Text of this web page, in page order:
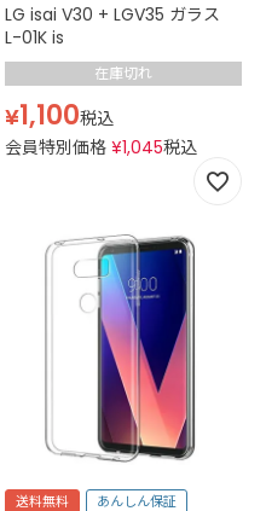
LG isai V30 + LGV35 ガラス
L-01K is
在庫切れ
¥1,100税込
会員特別価格 ¥1,045税込
送料無料 あんしん保証